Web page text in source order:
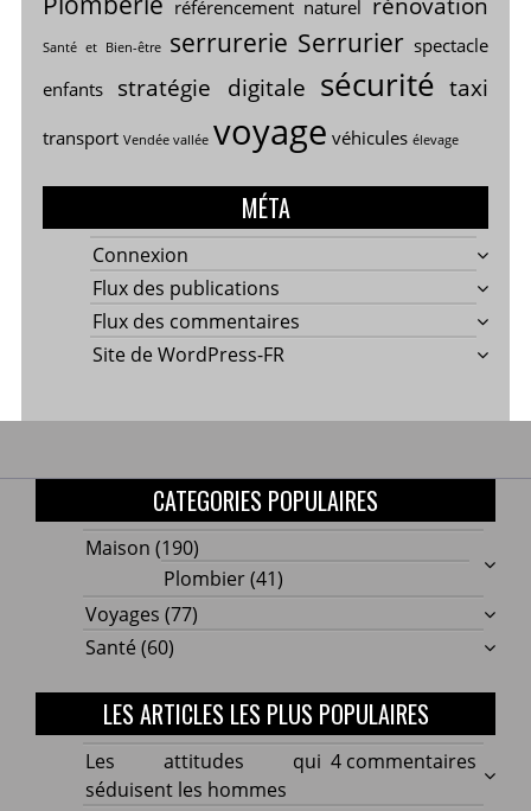
référencement naturel
Santé et Bien-être serrurerie Serrurier spectacle
enfants
stratégie digitale sécurité taxi
transport Vendée vallée voyage véhicules élevage
MÉTA
Connexion
Flux des publications
Flux des commentaires
Site de WordPress-FR
CATEGORIES POPULAIRES
Maison (190)
Plombier(41)
Voyages (77)
Santé (60)
LES ARTICLES LES PLUS POPULAIRES
4 commentaires
Les
Les attitudes qui
séduisent les hommes